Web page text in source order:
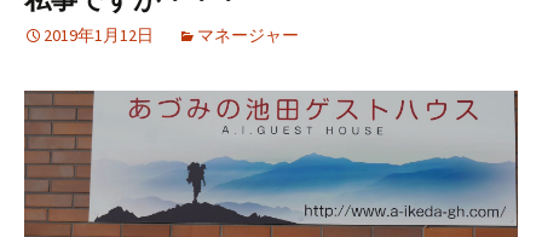
2019年1月12日 マネージャー